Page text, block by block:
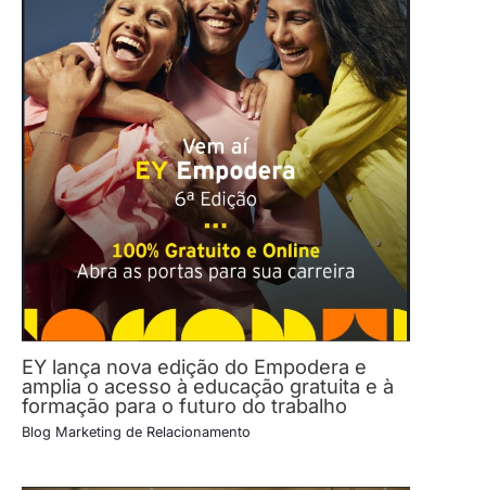
EY lança nova edição do Empodera e
amplia o acesso à educação gratuita e à
formação para o futuro do trabalho
Blog Marketing de Relacionamento